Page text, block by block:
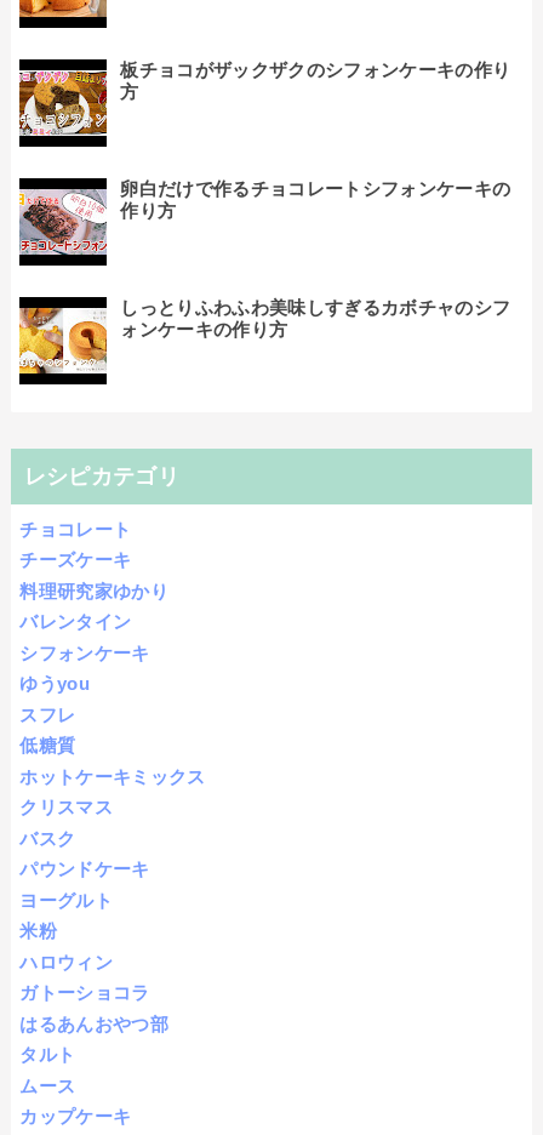
板チョコがザックザクのシフォンケーキの作り
方
卵白だけで作るチョコレートシフォンケーキの
作り方
しっとりふわふわ美味しすぎるカボチャのシフ
ォンケーキの作り方
レシピカテゴリ
チョコレート
チーズケーキ
料理研究家ゆかり
バレンタイン
シフォンケーキ
ゆうyou
スフレ
低糖質
ホットケーキミックス
クリスマス
バスク
パウンドケーキ
ヨーグルト
米粉
ハロウィン
ガトーショコラ
はるあんおやつ部
タルト
ムース
カップケーキ